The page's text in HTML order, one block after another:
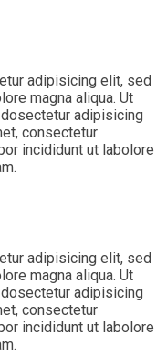
adipisicing elit, sed
magna aliqua. Ut
adipisicing
consectetur
incididunt ut labolore
adipisicing elit, sed
magna aliqua. Ut
adipisicing
consectetur
incididunt ut labolore